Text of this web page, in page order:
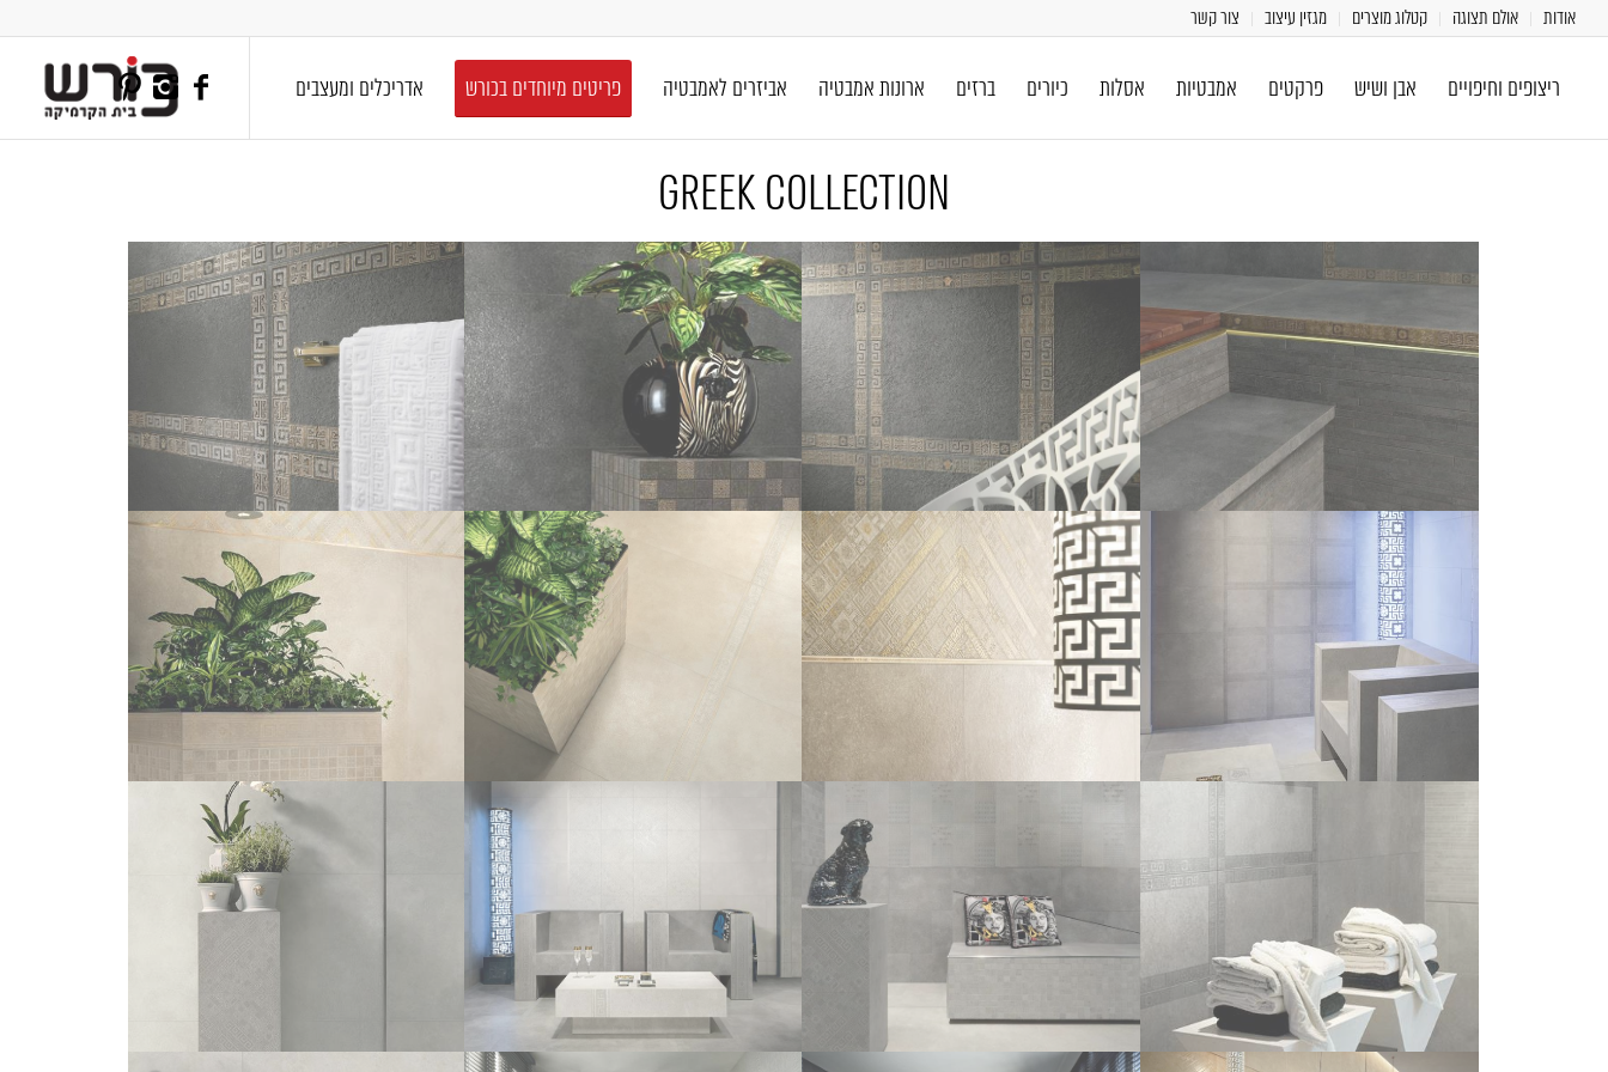
אודות אולם תצוגה קטלוג מוצרים מגזין עיצוב צור קשר
ריצופים וחיפויים אבן ושיש פרקטים אמבטיות אסלות כיורים ברזים ארונות אמבטיה אביזרים לאמבטיה פריטים מיוחדים בכורש אדריכלים ומעצבים
GREEK COLLECTION